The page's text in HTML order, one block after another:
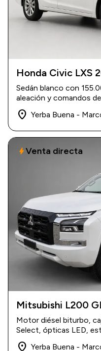
2013 155.000 km
$ 17.000.000
Honda Civic LXS
Sedán blanco con
aleación y comandos
place Yerba Buena -
2026 0 km
$ 47.500
Mitsubishi L200
Motor diésel biturbo,
Select, ópticas LED,
aleación.
place Yerba Buena -
boltVenta directa